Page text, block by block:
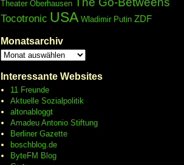
Theater Oberhausen
Tocotronic USA Wladimir Putin ZDF
Monatsarchiv
Interessante Websites
11 Freunde
Aktuelle Sozialpolitik
altonabloggt
Amadeu Antonio Stiftung
Berliner Gazette
boschblog.de
ByteFM Blog